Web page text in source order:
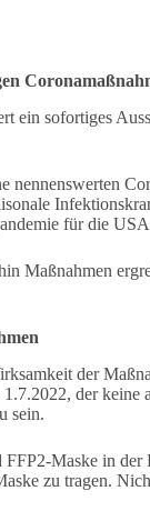
ein sofortiges
für die
Maßnahmen
der
der
sein.
Maske in
zu tragen.